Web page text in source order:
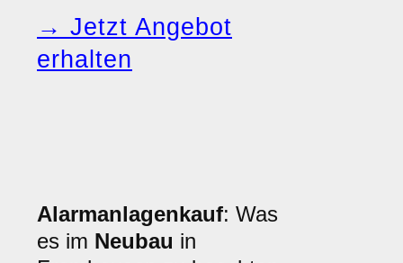
→ Jetzt Angebot
erhalten
Alarmanlagenkauf: Was
es im Neubau in